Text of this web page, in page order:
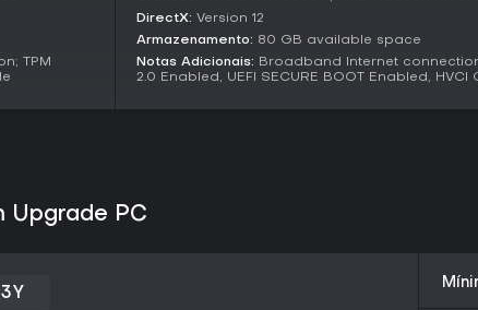
TPM
DirectX: Version 12
Armazenamento: 80 GB available space
Notas Adicionais: Broadband Internet
2.0 Enabled, UEFI SECURE BOOT Enabled,
Upgrade PC
3Y